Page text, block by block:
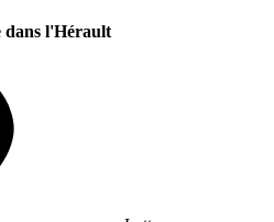
dans l'Hérault